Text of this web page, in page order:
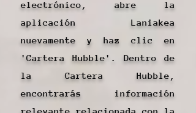
electrónico, abre la
aplicación Laniakea
nuevamente y haz clic en
'Cartera Hubble'. Dentro de
la Cartera Hubble,
encontrarás información
relevante relacionada con la